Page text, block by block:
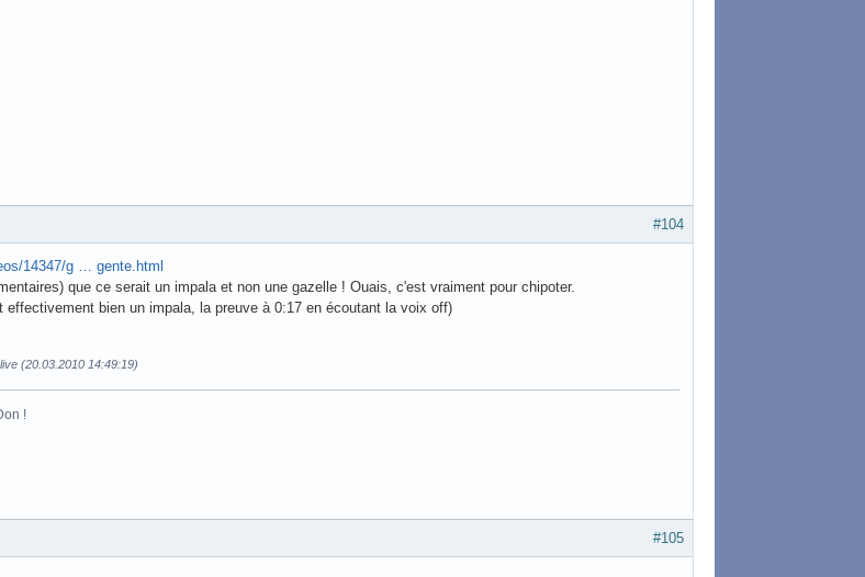
#104
14347/g … gente.html
que ce serait un impala et non une gazelle ! Ouais, c'est vraiment pour chipoter.
effectivement bien un impala, la preuve à 0:17 en écoutant la voix off)
(20.03.2010 14:49:19)
!
#105